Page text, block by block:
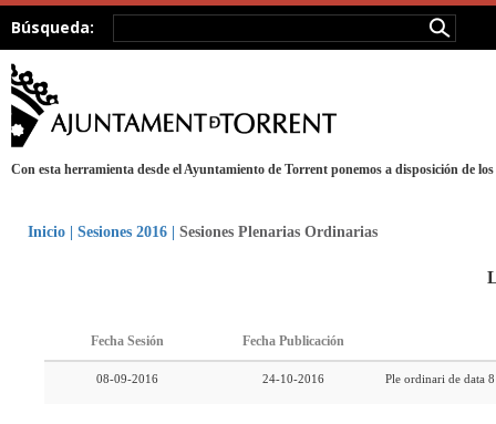
Búsqueda:
Con esta herramienta desde el Ayuntamiento de Torrent ponemos a disposición de
Inicio Sesiones 2016 Sesiones Plenarias Ordinarias
Fecha Sesión Fecha Publicación
08-09-2016 24-10-2016 Ple ordinari de data